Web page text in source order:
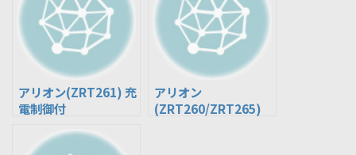
アリオン(ZRT261) 充
電制御付
アリオン
(ZRT260/ZRT265)